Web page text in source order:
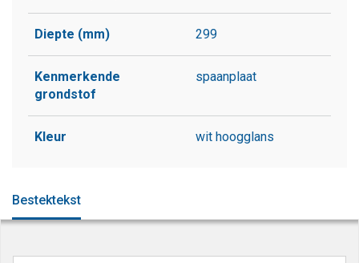
Diepte (mm) 299
Kenmerkende
grondstof
spaanplaat
Kleur wit hoogglans
Bestektekst